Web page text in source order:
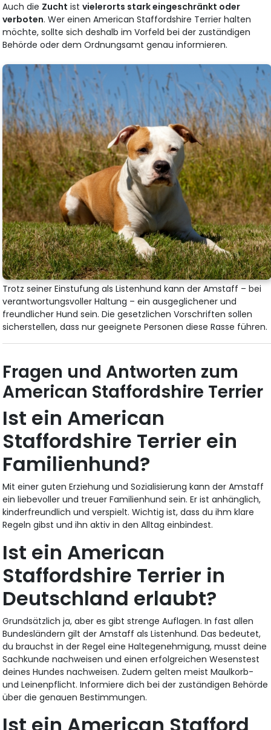
Auch die Zucht istvielerorts stark eingeschränkt oder
verboten. Wer einen American Staffordshire Terrier halten
möchte, sollte sich deshalb im Vorfeld bei der zuständigen
Behörde oder dem Ordnungsamt genau informieren.
Trotz seiner Einstufung als Listenhund kann der Amstaff – bei
verantwortungsvoller Haltung – ein ausgeglichener und
freundlicher Hund sein. Die gesetzlichen Vorschriften sollen
sicherstellen, dass nur geeignete Personen diese Rasse führen.
Fragen und Antworten zum
American Staffordshire Terrier
Ist ein American
Staffordshire Terrier ein
Familienhund?
Mit einer guten Erziehung und Sozialisierung kann der Amstaff
ein liebevoller und treuer Familienhund sein. Er ist anhänglich,
kinderfreundlich und verspielt. Wichtig ist, dass du ihm klare
Regeln gibst und ihn aktiv in den Alltag einbindest.
Ist ein American
Staffordshire Terrier in
Deutschland erlaubt?
Grundsätzlich ja, aber es gibt strenge Auflagen. In fast allen
Bundesländern gilt der Amstaff als Listenhund. Das bedeutet,
du brauchst in der Regel eine Haltegenehmigung, musst deine
Sachkunde nachweisen und einen erfolgreichen Wesenstest
deines Hundes nachweisen. Zudem gelten meist Maulkorb-
und Leinenpflicht. Informiere dich bei der zuständigen Behörde
über die genauen Bestimmungen.